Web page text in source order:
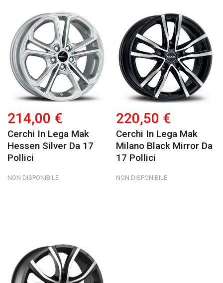
214,00 €
Cerchi In Lega Mak
Hessen Silver Da 17
Pollici
NON DISPONIBILE
220,50 €
Cerchi In Lega Mak
Milano Black Mirror Da
17 Pollici
NON DISPONIBILE